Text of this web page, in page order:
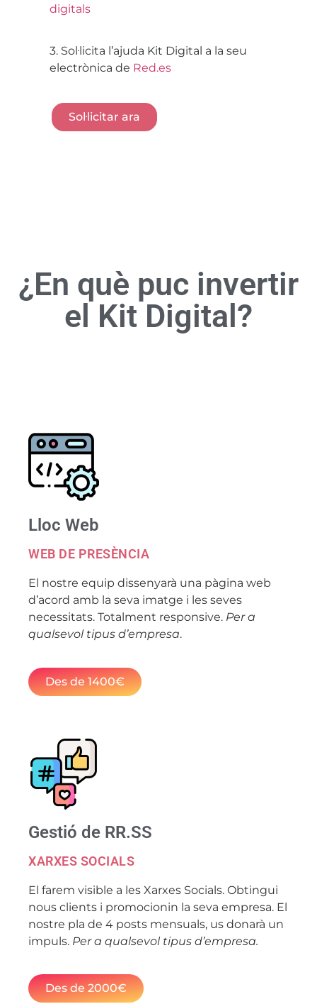
digitals
3. Sol·licita l’ajuda Kit Digital a la seu
electrònica de Red.es
Sol·licitar ara
¿En què puc invertir
el Kit Digital?
Lloc Web
WEB DE PRESÈNCIA
El nostre equip dissenyarà una pàgina web
d’acord amb la seva imatge i les seves
necessitats. Totalment responsive. Per a
qualsevol tipus d’empresa.
Des de 1400€
Gestió de RR.SS
XARXES SOCIALS
El farem visible a les Xarxes Socials. Obtingui
nous clients i promocionin la seva empresa. El
nostre pla de 4 posts mensuals, us donarà un
impuls. Per a qualsevol tipus d’empresa.
Des de 2000€